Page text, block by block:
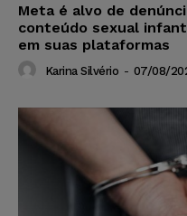
Meta é alvo de
conteúdo sexual
em suas plataformas
Karina Silvério - 07/08/